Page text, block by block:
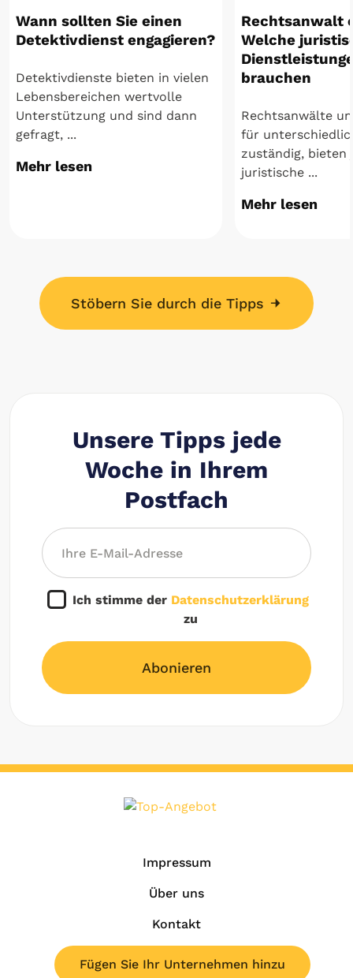
Wann sollten Sie einen
Detektivdienst engagieren?
Detektivdienste bieten in vielen
Lebensbereichen wertvolle
Unterstützung und sind dann
gefragt, ...
Mehr lesen
Rechtsanwalt
Welche
brauchen
Rechtsanwälte
für
zuständig, bieten
juristische ...
Mehr lesen
Stöbern Sie durch die Tipps
Unsere Tipps jede
Woche in Ihrem
Postfach
Ich stimme der Datenschutzerklärung
zu
Abonieren
Impressum
Über uns
Kontakt
Fügen Sie Ihr Unternehmen hinzu